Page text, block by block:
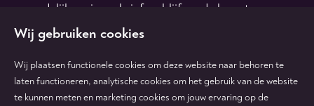
maandelijkse nieuwsbrief en blijf op de hoogte.
Volg Volg Volg Volg Volg
Wij gebruiken cookies
Wij plaatsen functionele cookies om deze website naar behoren te
laten functioneren, analytische cookies om het gebruik van de website
te kunnen meten en marketing cookies om jouw ervaring op de